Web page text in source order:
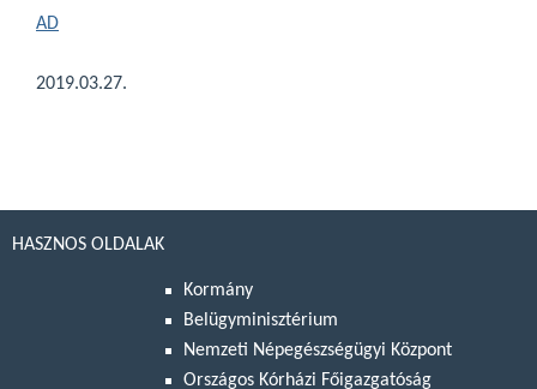
AD
2019.03.27.
HASZNOS OLDALAK
Kormány
Belügyminisztérium
Nemzeti Népegészségügyi Központ
Országos Kórházi Főigazgatóság